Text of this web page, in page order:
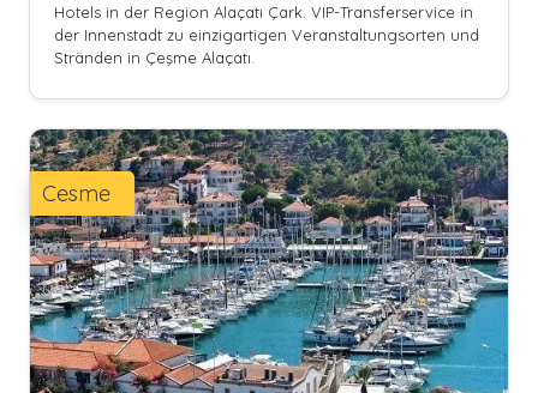
Hotels in der Region Alaçatı Çark. VIP-Transferservice in
der Innenstadt zu einzigartigen Veranstaltungsorten und
Stränden in Çeşme Alaçatı.
Cesme